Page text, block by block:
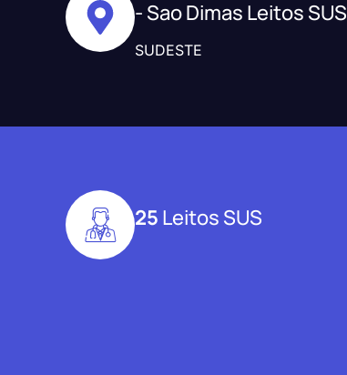
- Sao Dimas Leitos SUS
SUDESTE
25 Leitos SUS